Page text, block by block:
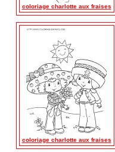
coloriage charlotte aux fraises
coloriage charlotte aux fraises